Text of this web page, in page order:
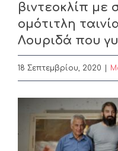
βιντεοκλίπ με
ομότιτλη
Λουριδά που
18 Σεπτεμβρίου, 2020
Larger
Image